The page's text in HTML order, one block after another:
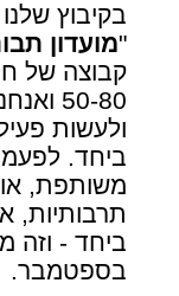
בקיבוץ
"מועדון
קבוצה של
50-80
ולעשות
ביחד.
משותפת, או
תרבותיות,
ביחד - וזה
בספטמבר.